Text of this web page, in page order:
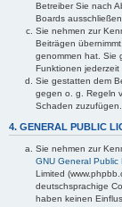
Betreiber Sie nach
Boards
Sie nehmen zur
Beiträgen
genommen hat. Sie
Funktionen jederzeit
Sie gestatten dem
gegen o. g. Regeln
Schaden zuzufügen.
4. GENERAL PUBLIC
Sie nehmen zur
GNU General Public
Limited
deutschsprachige
haben keinen